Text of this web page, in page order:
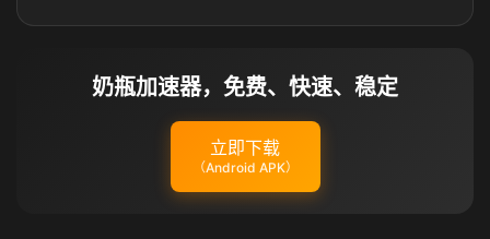
奶瓶加速器，免费、快速、稳定
立即下载
（Android APK）